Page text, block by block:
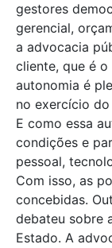
gestores
gerencial,
a advocacia
cliente, que é
autonomia é
no exercício
E como essa
condições e
pessoal,
Com isso, as
concebidas.
debateu sobre
Estado. A